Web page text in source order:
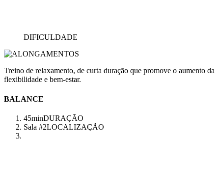
DIFICULDADE
Treino de relaxamento, de curta duração que promove o aumento da
flexibilidade e bem-estar.
BALANCE
45minDURAÇÃO
Sala #2LOCALIZAÇÃO